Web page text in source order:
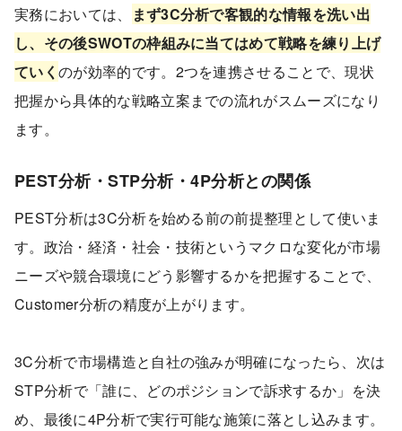
実務においては、
まず3C分析で客観的な情報を洗い出
し、その後SWOTの枠組みに当てはめて戦略を練り上げ
ていく のが効率的です。2つを連携させることで、現状
把握から具体的な戦略立案までの流れがスムーズになり
ます。
PEST分析・STP分析・4P分析との関係
PEST分析は3C分析を始める前の前提整理として使いま
す。政治・経済・社会・技術というマクロな変化が市場
ニーズや競合環境にどう影響するかを把握することで、
Customer分析の精度が上がります。
3C分析で市場構造と自社の強みが明確になったら、次は
STP分析で「誰に、どのポジションで訴求するか」を決
め、最後に4P分析で実行可能な施策に落とし込みます。